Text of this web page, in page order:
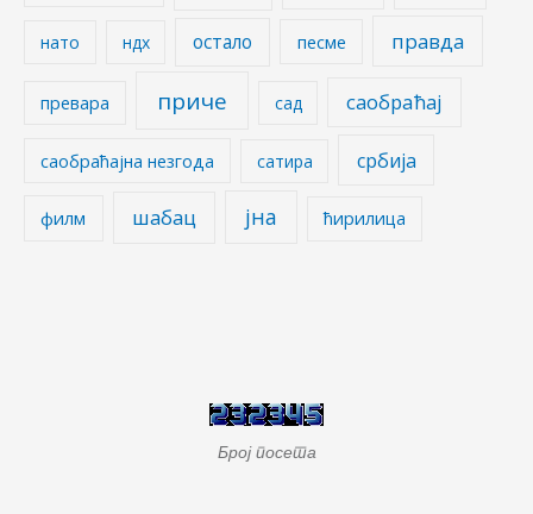
нато ндх остало песме правда
превара приче сад саобраћај
саобраћајна незгода сатира србија
филм шабац јна ћирилица
Број посета